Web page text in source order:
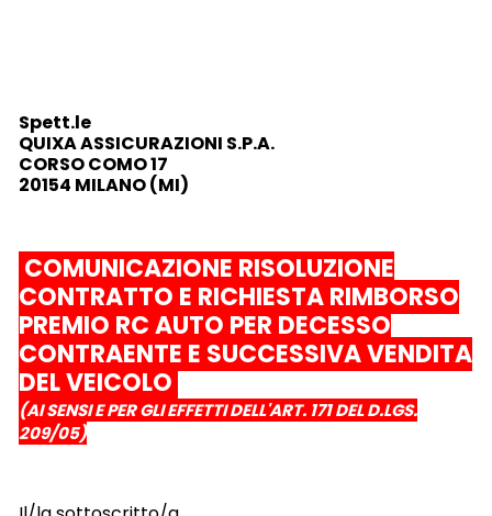
Spett.le
QUIXA ASSICURAZIONI S.P.A.
CORSO COMO 17
20154 MILANO (MI)
COMUNICAZIONE RISOLUZIONE
CONTRATTO E RICHIESTA RIMBORSO
PREMIO RC AUTO PER DECESSO
CONTRAENTE E SUCCESSIVA VENDITA
DEL VEICOLO
(AI SENSI E PER GLI EFFETTI DELL'ART. 171 DEL D.LGS.
209/05)